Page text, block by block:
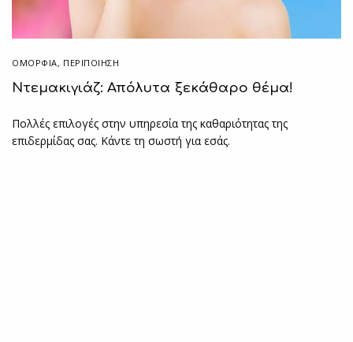
ΟΜΟΡΦΙΑ, ΠΕΡΙΠΟΊΗΣΗ
Ντεμακιγιάζ: Απόλυτα ξεκάθαρο θέμα!
Πολλές επιλογές στην υπηρεσία της καθαριότητας της
επιδερμίδας σας. Κάντε τη σωστή για εσάς.